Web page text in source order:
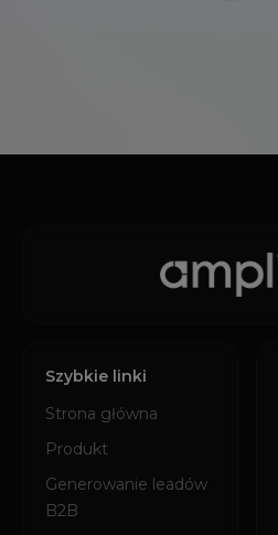
Szybkie linki
Strona główna
Produkt
Generowanie leadów
B2B